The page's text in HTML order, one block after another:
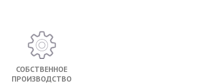
СОБСТВЕННОЕ
ПРОИЗВОДСТВО